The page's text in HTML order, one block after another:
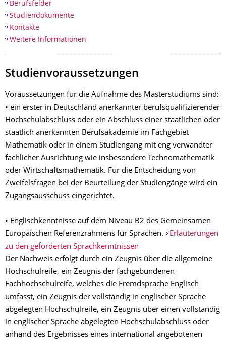
Berufsfelder
Studiendokumente
Kontakte
Weitere Informationen
Studienvoraussetzungen
Voraussetzungen für die Aufnahme des Masterstudiums sind:
• ein erster in Deutschland anerkannter berufsqualifizierender
Hochschulabschluss oder ein Abschluss einer staatlichen oder
staatlich anerkannten Berufsakademie im Fachgebiet
Mathematik oder in einem Studiengang mit eng verwandter
fachlicher Ausrichtung wie insbesondere Technomathematik
oder Wirtschaftsmathematik. Für die Entscheidung von
Zweifelsfragen bei der Beurteilung der Studiengänge wird ein
Zugangsausschuss eingerichtet.
• Englischkenntnisse auf dem Niveau B2 des Gemeinsamen
Europäischen Referenzrahmens für Sprachen.
Erläuterungen
zu den geforderten Sprachkenntnissen
Der Nachweis erfolgt durch ein Zeugnis über die allgemeine
Hochschulreife, ein Zeugnis der fachgebundenen
Fachhochschulreife, welches die Fremdsprache Englisch
umfasst, ein Zeugnis der vollständig in englischer Sprache
abgelegten Hochschulreife, ein Zeugnis über einen vollständig
in englischer Sprache abgelegten Hochschulabschluss oder
anhand des Ergebnisses eines international angebotenen